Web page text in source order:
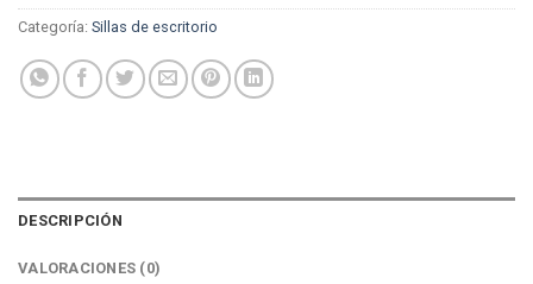
Categoría: Sillas de escritorio
DESCRIPCIÓN
VALORACIONES (0)